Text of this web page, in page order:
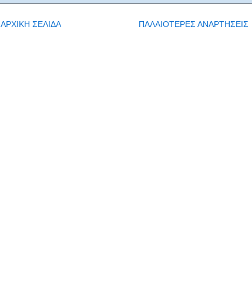
ΠΑΛΑΙΟΤΕΡΕΣ ΑΝΑΡΤΗΣΕΙΣ
ΑΡΧΙΚΗ ΣΕΛΙΔΑ